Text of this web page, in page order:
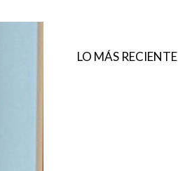
LO MÁS RECIENTE